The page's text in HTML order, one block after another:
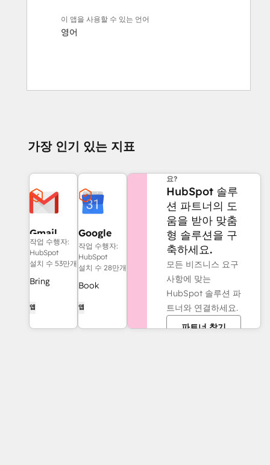
이 앱을 사용할 수 있는 언어
영어
가장 인기 있는 지표
Gmail
작업 수행자:
HubSpot
설치 수 53만개
Bring
your inbox
with the
앱
Google
Calendar
작업 수행자:
HubSpot
설치 수 28만개
Book
easily with
앱
요?
HubSpot 솔루
션 파트너의 도
움을 받아 맞춤
형 솔루션을 구
축하세요.
모든 비즈니스 요구
사항에 맞는
HubSpot 솔루션 파
트너와 연결하세요.
파트너 찾기